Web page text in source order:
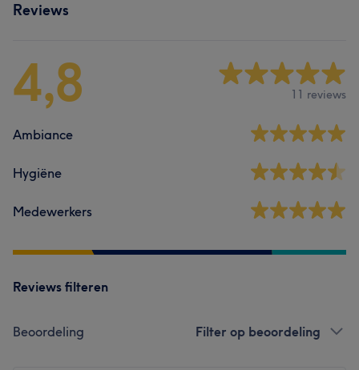
Reviews
4,8 11 reviews
Ambiance
Hygiëne
Medewerkers
Reviews filteren
Beoordeling Filter op beoordeling